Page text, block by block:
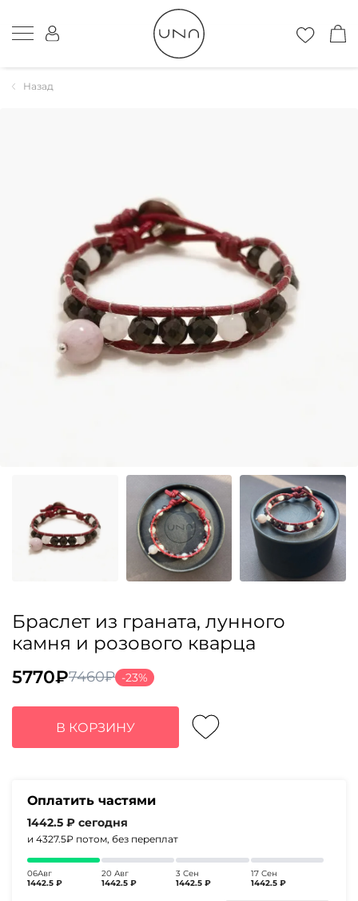
Назад
Браслет из граната, лунного
камня и розового кварца
7460₽
Первоначальная
цена
составляла
7460₽.
5770₽
Текущая
цена:
5770₽.
-23%
В КОРЗИНУ
Оплатить частями
1442.5 ₽ сегодня
и 4327.5₽ потом, без переплат
06Авг
1442.5 ₽
20 Авг
1442.5 ₽
3 Сен
1442.5 ₽
17 Сен
1442.5 ₽